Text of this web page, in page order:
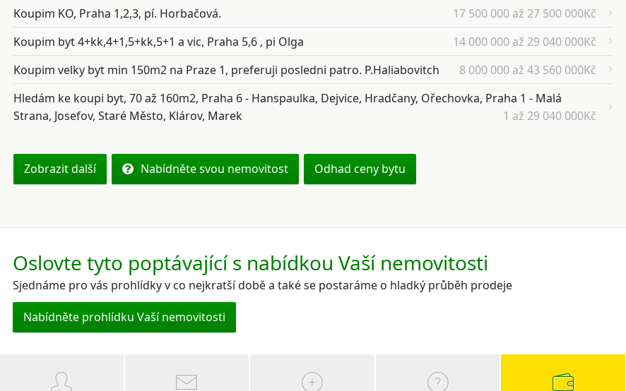
Koupim KO, Praha 1,2,3, pí. Horbačová.
17 500 000 až 27 500 000Kč
Koupim byt 4+kk,4+1,5+kk,5+1 a vic, Praha 5,6 , pi Olga
14 000 000 až 29 040 000Kč
Koupim velky byt min 150m2 na Praze 1, preferuji posledni patro. P.Haliabovitch
8 000 000 až 43 560 000Kč
Hledám ke koupi byt, 70 až 160m2, Praha 6 - Hanspaulka, Dejvice, Hradčany, Ořechovka, Praha 1 - Malá
Strana, Josefov, Staré Město, Klárov, Marek
1 až 29 040 000Kč
Zobrazit další Nabídněte svou nemovitost Odhad ceny bytu
Oslovte tyto poptávající s nabídkou Vaší nemovitosti
Sjednáme pro vás prohlídky v co nejkratší době a také se postaráme o hladký průběh prodeje
Nabídněte prohlídku Vaší nemovitosti